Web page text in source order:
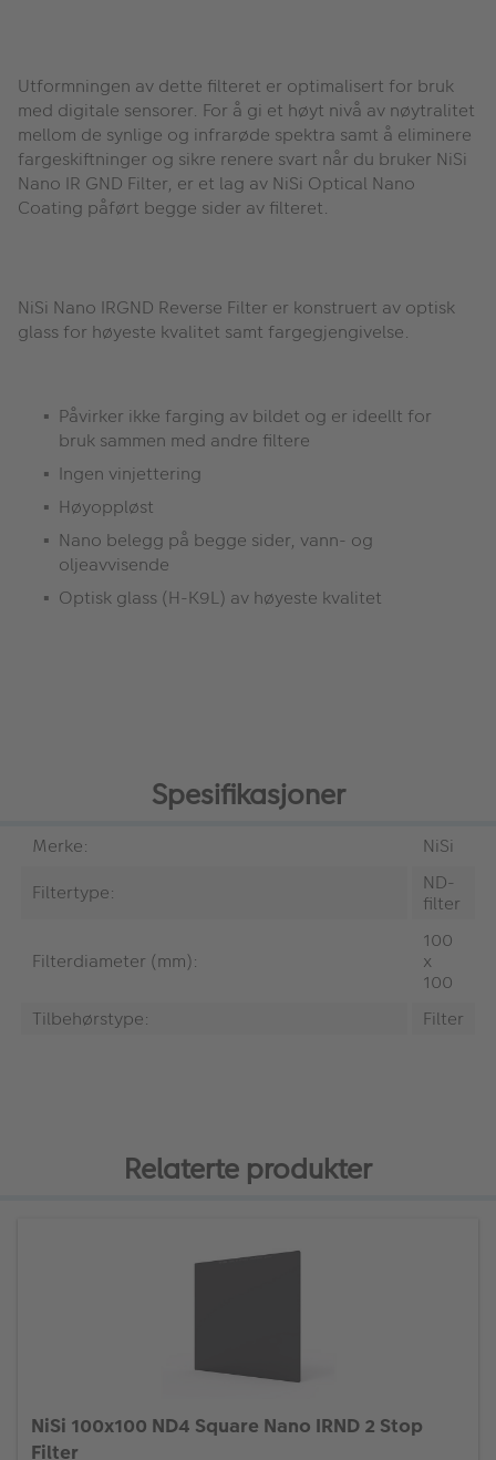
Utformningen av dette filteret er optimalisert for bruk
med digitale sensorer. For å gi et høyt nivå av nøytralitet
mellom de synlige og infrarøde spektra samt å eliminere
fargeskiftninger og sikre renere svart når du bruker NiSi
Nano IR GND Filter, er et lag av NiSi Optical Nano
Coating påført begge sider av filteret.
NiSi Nano IRGND Reverse Filter er konstruert av optisk
glass for høyeste kvalitet samt fargegjengivelse.
Påvirker ikke farging av bildet og er ideellt for
bruk sammen med andre filtere
Ingen vinjettering
Høyoppløst
Nano belegg på begge sider, vann- og
oljeavvisende
Optisk glass (H-K9L) av høyeste kvalitet
Spesifikasjoner
Merke:
NiSi
Filtertype:
ND-
filter
Filterdiameter (mm):
100
x
100
Tilbehørstype:
Filter
Relaterte produkter
NiSi 100x100 ND4 Square Nano IRND 2 Stop
Filter